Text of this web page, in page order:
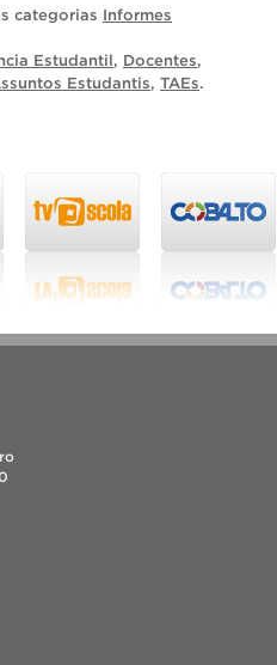
categorias Informes
Estudantil, Docentes,
Estudantis, TAEs.